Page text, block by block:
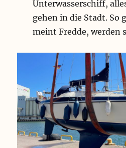
Unterwasserschiff,
gehen in die Stadt. So
meint Fredde, werden